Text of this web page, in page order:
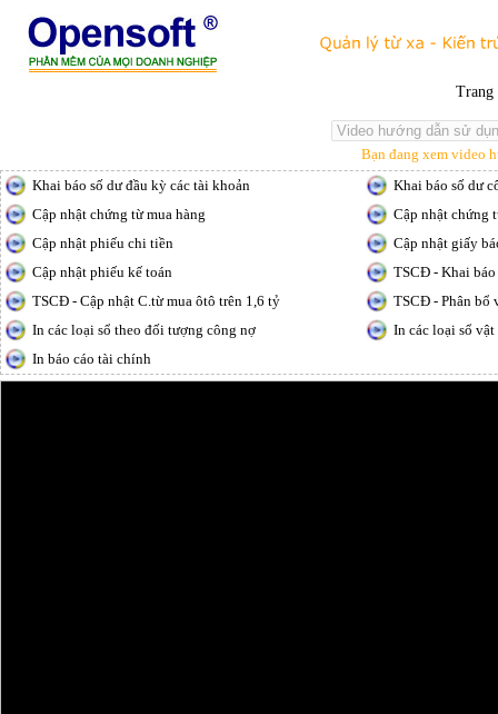
Bạn đang xem video
Khai báo số dư đầu kỳ các tài khoản
Khai báo số dư
Cập nhật chứng từ mua hàng
Cập nhật chứng
Cập nhật phiếu chi tiền
Cập nhật giấy
Cập nhật phiếu kế toán
TSCĐ - Khai
TSCĐ - Cập nhật C.từ mua ôtô trên 1,6 tỷ
TSCĐ - Phân bổ
In các loại sổ theo đối tượng công nợ
In các loại sổ
In báo cáo tài chính